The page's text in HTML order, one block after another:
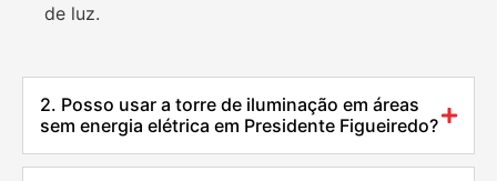
de luz.
2. Posso usar a torre de iluminação em áreas
sem energia elétrica em Presidente Figueiredo?